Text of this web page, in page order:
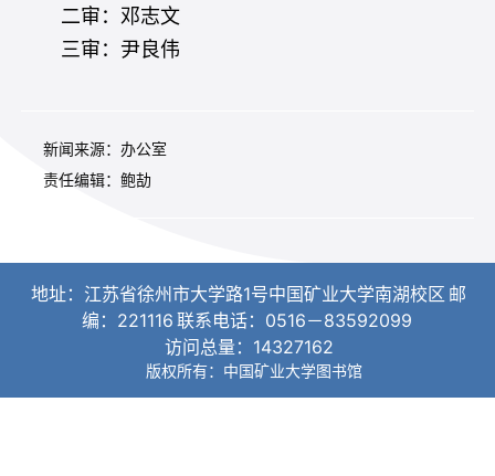
二审：邓志文
三审：尹良伟
新闻来源：办公室
责任编辑：鲍劼
地址：江苏省徐州市大学路1号中国矿业大学南湖校区 邮
编：221116 联系电话：0516－83592099
访问总量： 14327162
版权所有：中国矿业大学图书馆